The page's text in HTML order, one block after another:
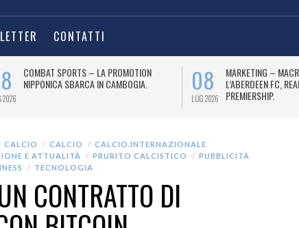
CONTATTI
2026
COMBAT SPORTS – LA PROMOTION
NIPPONICA SBARCA IN CAMBOGIA.
08
LUG 2026
MARKETING –
L’ABERDEEN FC,
PREMIERSHIP.
CALCIO CALCIO
CALCIO.INTERNAZIONALE
E ATTUALITÀ PRURITO CALCISTICO
PUBBLICITÀ
TECNOLOGIA
CONTRATTO DI